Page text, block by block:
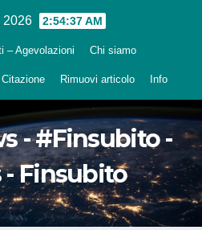
2026 2:54:38 AM
– Agevolazioni Chi siamo
Rimuovi articolo Info
- #Finsubito -
Finsubito